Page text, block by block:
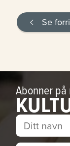
Se
Abonner